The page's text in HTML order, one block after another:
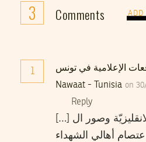
3 Comments ADD
1
الإعلامية في تونس |
Nawaat - Tunisia on
Reply
[…] الانقليزيّة وصور ال Selfie في حين يغيب
أهالي الشهداء